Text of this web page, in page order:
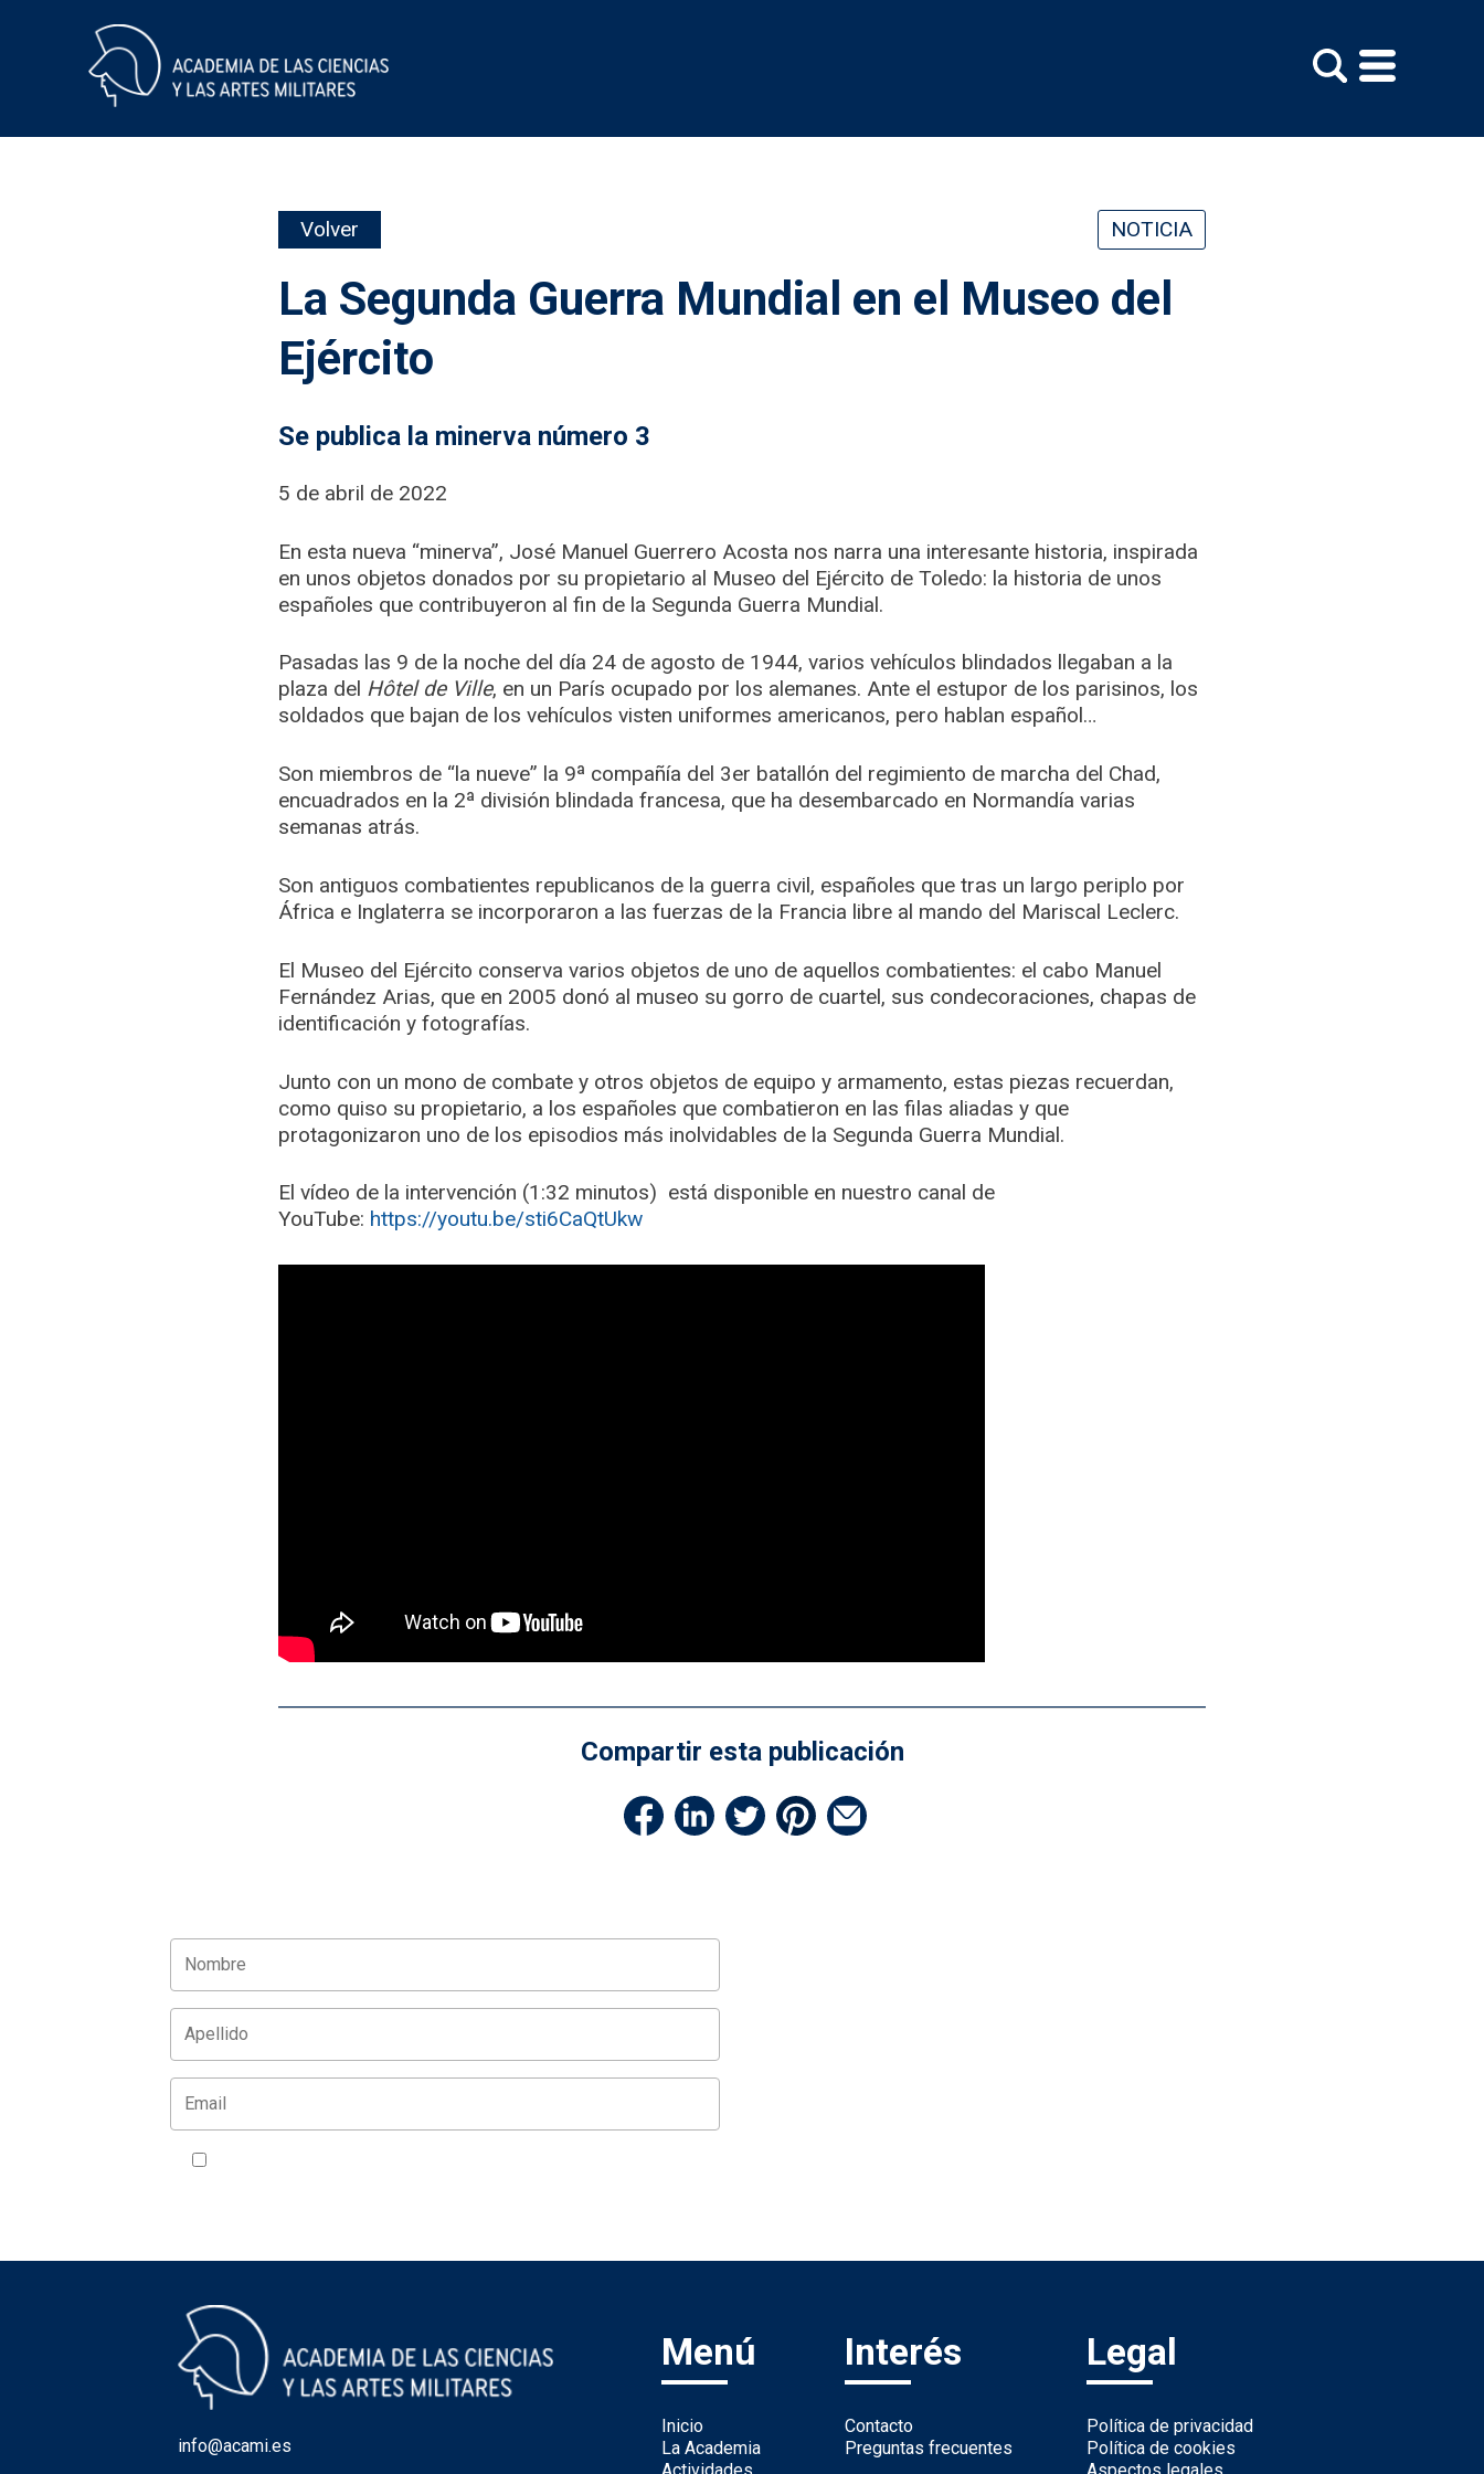
Volver NOTICIA
La Segunda Guerra Mundial en el Museo del
Ejército
Se publica la minerva número 3
5 de abril de 2022
En esta nueva “minerva”, José Manuel Guerrero Acosta nos narra una interesante historia, inspirada
en unos objetos donados por su propietario al Museo del Ejército de Toledo: la historia de unos
españoles que contribuyeron al fin de la Segunda Guerra Mundial.
Pasadas las 9 de la noche del día 24 de agosto de 1944, varios vehículos blindados llegaban a la
plaza del Hôtel de Ville, en un París ocupado por los alemanes. Ante el estupor de los parisinos, los
soldados que bajan de los vehículos visten uniformes americanos, pero hablan español…
Son miembros de “la nueve” la 9ª compañía del 3er batallón del regimiento de marcha del Chad,
encuadrados en la 2ª división blindada francesa, que ha desembarcado en Normandía varias
semanas atrás.
Son antiguos combatientes republicanos de la guerra civil, españoles que tras un largo periplo por
África e Inglaterra se incorporaron a las fuerzas de la Francia libre al mando del Mariscal Leclerc.
El Museo del Ejército conserva varios objetos de uno de aquellos combatientes: el cabo Manuel
Fernández Arias, que en 2005 donó al museo su gorro de cuartel, sus condecoraciones, chapas de
identificación y fotografías.
Junto con un mono de combate y otros objetos de equipo y armamento, estas piezas recuerdan,
como quiso su propietario, a los españoles que combatieron en las filas aliadas y que
protagonizaron uno de los episodios más inolvidables de la Segunda Guerra Mundial.
El vídeo de la intervención (1:32 minutos) está disponible en nuestro canal de
YouTube: https://youtu.be/sti6CaQtUkw
Compartir esta publicación
info@acami.es
Menú
Inicio
La Academia
Interés
Contacto
Preguntas frecuentes
Legal
Política de privacidad
Política de cookies